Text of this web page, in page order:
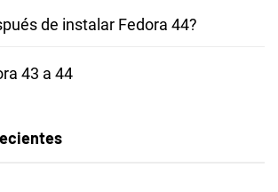
de instalar Fedora 44?
43 a 44